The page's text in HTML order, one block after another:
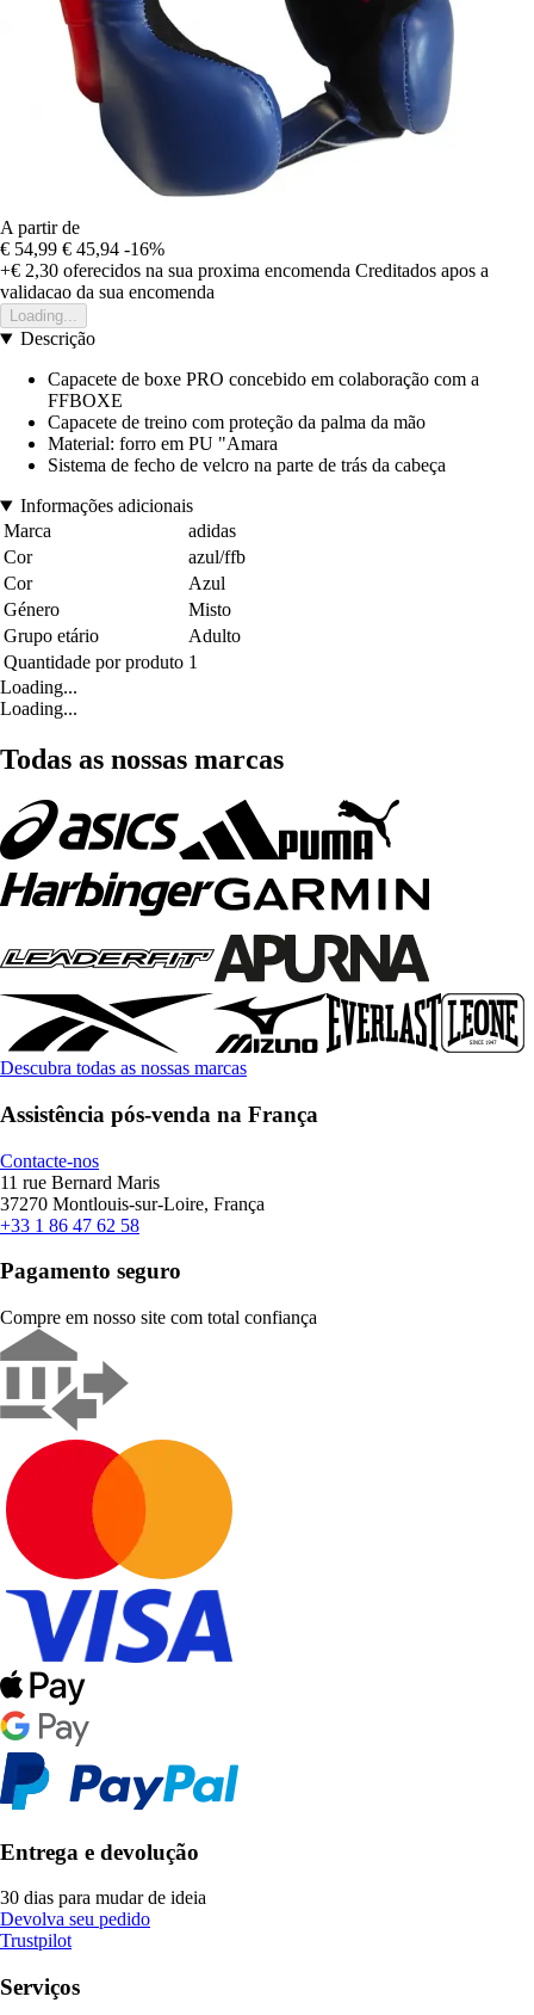
A partir de
€ 54,99 € 45,94 -16%
+€ 2,30 oferecidos na sua proxima encomenda Creditados apos a
validacao da sua encomenda
Loading...
Descrição
Capacete de boxe PRO concebido em colaboração com a
FFBOXE
Capacete de treino com proteção da palma da mão
Material: forro em PU "Amara
Sistema de fecho de velcro na parte de trás da cabeça
Informações adicionais
Marca
adidas
Cor
azul/ffb
Cor
Azul
Género
Misto
Grupo etário
Adulto
Quantidade por produto 1
Loading...
Loading...
Todas as nossas marcas
Descubra todas as nossas marcas
Assistência pós-venda na França
Contacte-nos
11 rue Bernard Maris
37270 Montlouis-sur-Loire, França
+33 1 86 47 62 58
Pagamento seguro
Compre em nosso site com total confiança
Entrega e devolução
30 dias para mudar de ideia
Devolva seu pedido
Trustpilot
Serviços